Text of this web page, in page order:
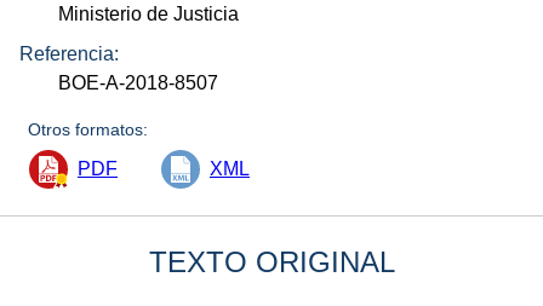
Ministerio de Justicia
Referencia:
BOE-A-2018-8507
Otros formatos:
PDF XML
TEXTO ORIGINAL